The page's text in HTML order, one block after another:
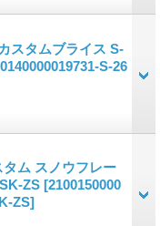
スタムブライス S-
S-26
ム スノウフレー
ZS [2100150000
ZS]